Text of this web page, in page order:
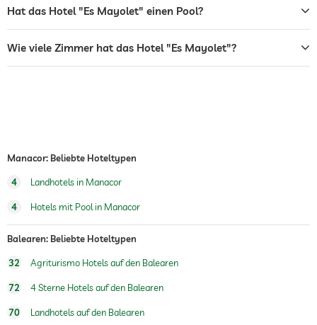
Hat das Hotel "Es Mayolet" einen Pool?
Wie viele Zimmer hat das Hotel "Es Mayolet"?
Manacor: Beliebte Hoteltypen
4 Landhotels in Manacor
4 Hotels mit Pool in Manacor
Balearen: Beliebte Hoteltypen
32 Agriturismo Hotels auf den Balearen
72 4 Sterne Hotels auf den Balearen
70 Landhotels auf den Balearen